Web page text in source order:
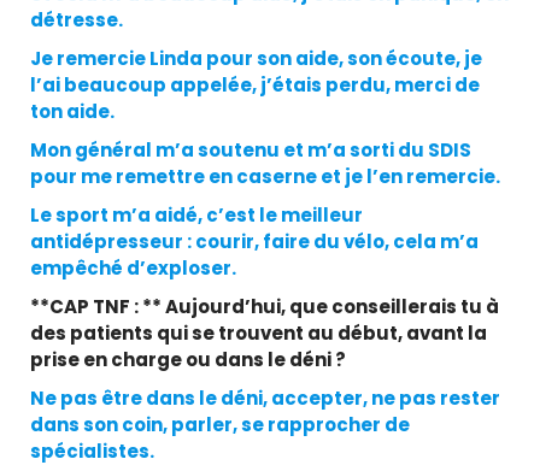
détresse.
Je remercie Linda pour son aide, son écoute, je
l’ai beaucoup appelée, j’étais perdu, merci de
ton aide.
Mon général m’a soutenu et m’a sorti du SDIS
pour me remettre en caserne et je l’en remercie.
Le sport m’a aidé, c’est le meilleur
antidépresseur : courir, faire du vélo, cela m’a
empêché d’exploser.
**CAP TNF : ** Aujourd’hui, que conseillerais tu à
des patients qui se trouvent au début, avant la
prise en charge ou dans le déni ?
Ne pas être dans le déni, accepter, ne pas rester
dans son coin, parler, se rapprocher de
spécialistes.